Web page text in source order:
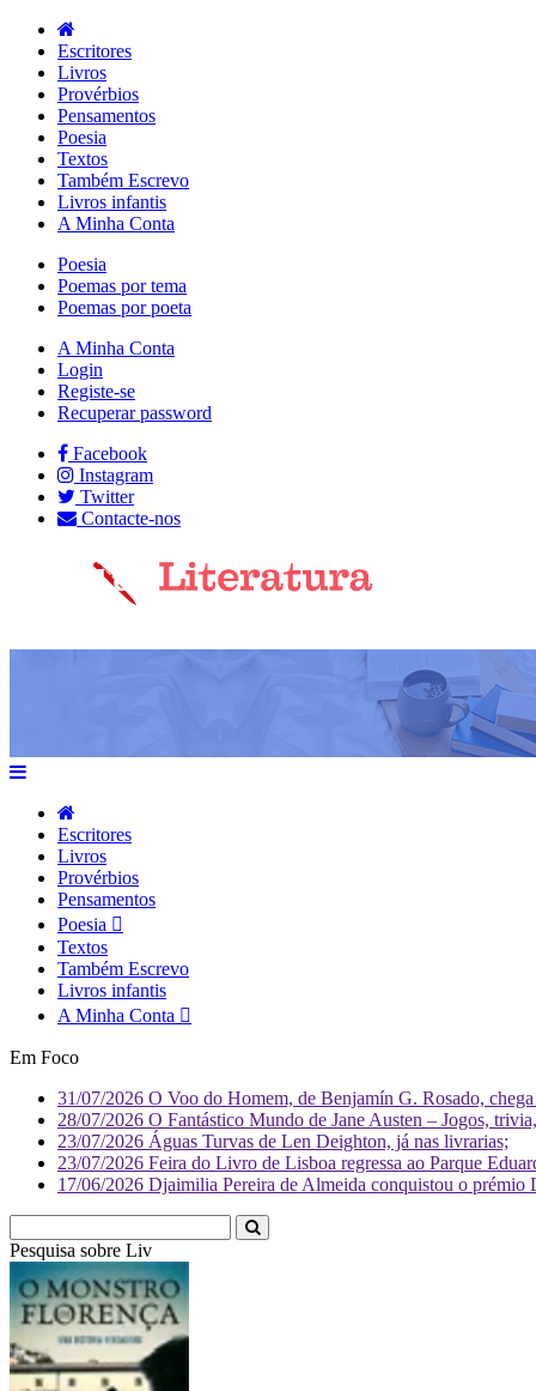
Escritores
Livros
Provérbios
Pensamentos
Poesia
Textos
Também Escrevo
Livros infantis
A Minha Conta
Poesia
Poemas por tema
Poemas por poeta
A Minha Conta
Login
Registe-se
Recuperar password
Facebook
Instagram
Twitter
Contacte-nos
Escritores
Livros
Provérbios
Pensamentos
Poesia
Textos
Também Escrevo
Livros infantis
A Minha Conta
Em Foco
31/07/2026 O Voo do Homem, de Benjamín G. Rosado,
28/07/2026 O Fantástico Mundo de Jane Austen – Jogos,
23/07/2026 Águas Turvas de Len Deighton, já nas livrarias;
23/07/2026 Feira do Livro de Lisboa regressa ao Parque
17/06/2026 Djaimilia Pereira de Almeida conquistou o
Pesquisa sobre Literatura